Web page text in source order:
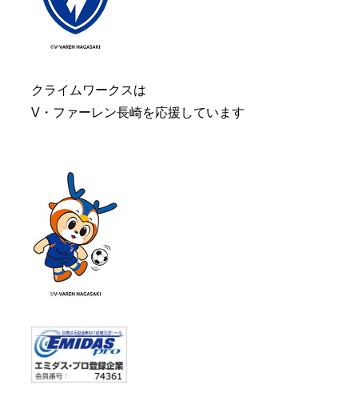
クライムワークスは
V・ファーレン長崎を応援しています